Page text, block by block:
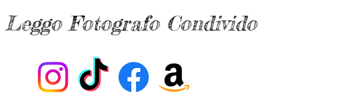
Leggo Fotografo Condivido